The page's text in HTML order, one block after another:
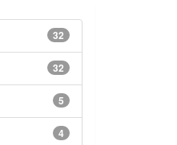
32
32
5
4